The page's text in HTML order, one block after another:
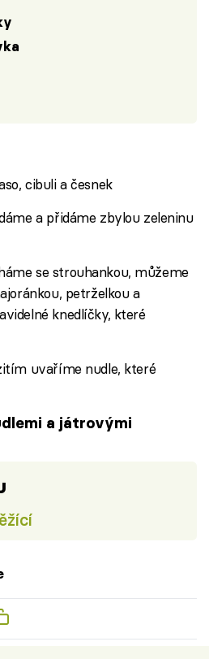
cibuli a česnek
a přidáme zbylou zeleninu
se strouhankou, můžeme
petrželkou a
knedlíčky, které
uvaříme nudle, které
a játrovými